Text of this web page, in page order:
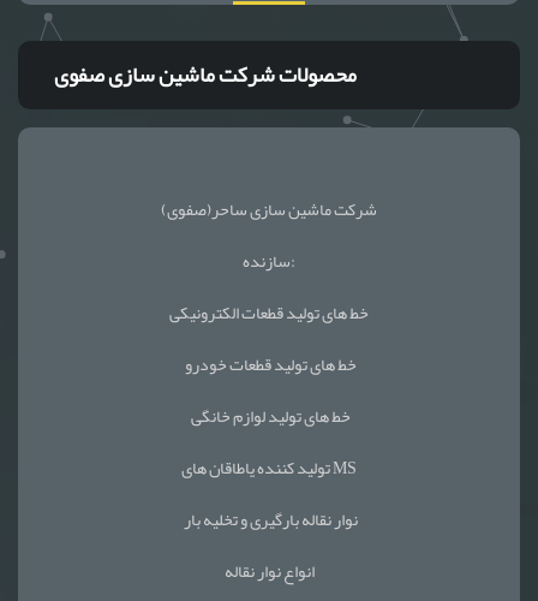
محصولات شرکت ماشین سازی صفوی
شرکت ماشین سازی ساحر(صفوی)
سازنده:
خط های تولید قطعات الکترونیکی
خط های تولید قطعات خودرو
خط های تولید لوازم خانگی
تولید کننده یاطاقان های MS
نوار نقاله بارگیری و تخلیه بار
انواع نوار نقاله